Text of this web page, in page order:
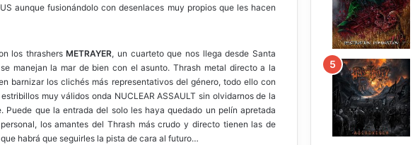
aunque fusionándolo con desenlaces muy propios que les hacen
los thrashersMETRAYER, un cuarteto que nos llega desde Santa
manejan la mar de bien con el asunto. Thrash metal directo a la
barnizar los clichés más representativos del género, todo ello con
muy válidos onda NUCLEAR ASSAULT sin olvidarnos de la
Puede que la entrada del solo les haya quedado un pelín apretada
los amantes del Thrash más crudo y directo tienen las de
habrá que seguirles la pista de cara al futuro…
8
7.5